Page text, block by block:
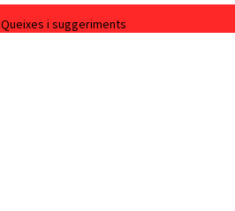
Queixes i suggeriments